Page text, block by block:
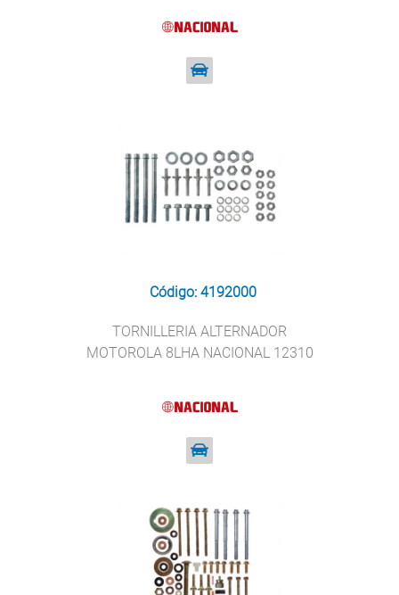
Código: 4192000
TORNILLERIA ALTERNADOR
MOTOROLA 8LHA NACIONAL 12310